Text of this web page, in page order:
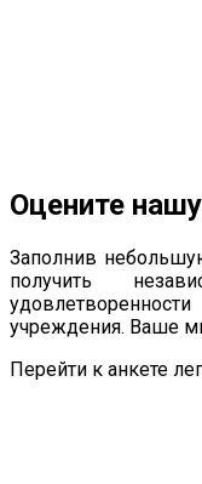
Оцените
Заполнив
получить
учреждения. Ваше
Перейти к анкете